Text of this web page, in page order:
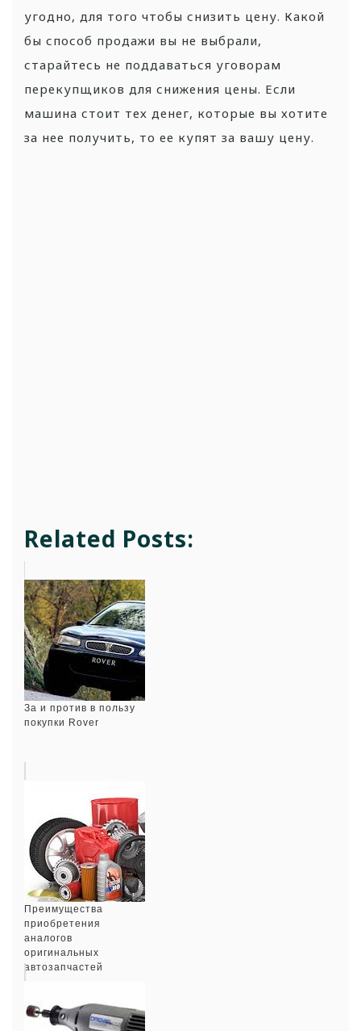
угодно, для того чтобы снизить цену. Какой
бы способ продажи вы не выбрали,
старайтесь не поддаваться уговорам
перекупщиков для снижения цены. Если
машина стоит тех денег, которые вы хотите
за нее получить, то ее купят за вашу цену.
Related Posts:
За и против в пользу
покупки Rover
Преимущества
приобретения
аналогов
оригинальных
автозапчастей